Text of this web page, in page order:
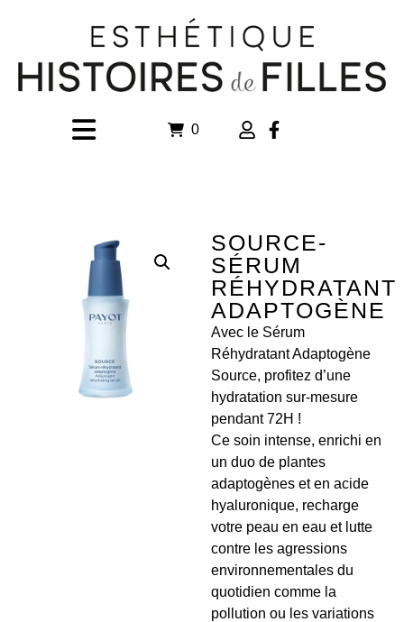
0
SOURCE-
SÉRUM
RÉHYDRATANT
ADAPTOGÈNE
Avec le Sérum
Réhydratant Adaptogène
Source, profitez d’une
hydratation sur-mesure
pendant 72H !
Ce soin intense, enrichi en
un duo de plantes
adaptogènes et en acide
hyaluronique, recharge
votre peau en eau et lutte
contre les agressions
environnementales du
quotidien comme la
pollution ou les variations